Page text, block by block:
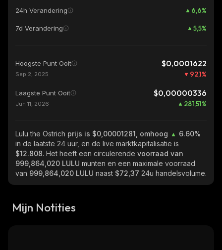
24h Verandering 6,6%
7d Verandering 5,5%
Hoogste Punt Ooit $0,0001622
Sep 2, 2025 92,1%
Laagste Punt Ooit $0,00000336
Jun 11, 2026 281,51%
Lulu the Ostrich prijs is $0,00001281, omhoog
6.60%
in de laatste 24 uur, en de live marktkapitalisatie is
$12.808. Het heeft een circulerende voorraad van
999,864,020 LULU munten en een maximale voorraad
van 999,864,020 LULU naast $72,37 24u handelsvolume.
Mijn Notities